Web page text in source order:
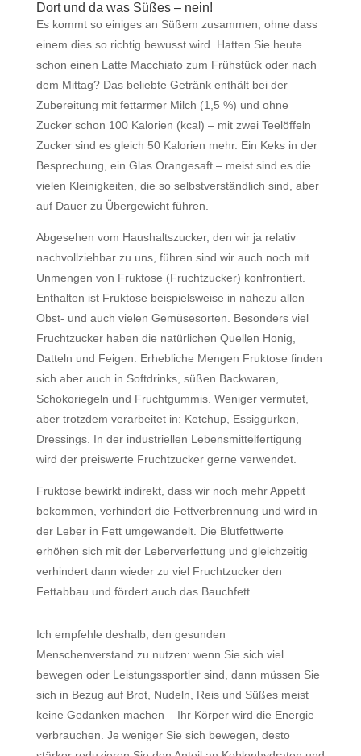
Dort und da was Süßes – nein!
Es kommt so einiges an Süßem zusammen, ohne dass
einem dies so richtig bewusst wird. Hatten Sie heute
schon einen Latte Macchiato zum Frühstück oder nach
dem Mittag? Das beliebte Getränk enthält bei der
Zubereitung mit fettarmer Milch (1,5 %) und ohne
Zucker schon 100 Kalorien (kcal) – mit zwei Teelöffeln
Zucker sind es gleich 50 Kalorien mehr. Ein Keks in der
Besprechung, ein Glas Orangesaft – meist sind es die
vielen Kleinigkeiten, die so selbstverständlich sind, aber
auf Dauer zu Übergewicht führen.
Abgesehen vom Haushaltszucker, den wir ja relativ
nachvollziehbar zu uns, führen sind wir auch noch mit
Unmengen von Fruktose (Fruchtzucker) konfrontiert.
Enthalten ist Fruktose beispielsweise in nahezu allen
Obst- und auch vielen Gemüsesorten. Besonders viel
Fruchtzucker haben die natürlichen Quellen Honig,
Datteln und Feigen. Erhebliche Mengen Fruktose finden
sich aber auch in Softdrinks, süßen Backwaren,
Schokoriegeln und Fruchtgummis. Weniger vermutet,
aber trotzdem verarbeitet in: Ketchup, Essiggurken,
Dressings. In der industriellen Lebensmittelfertigung
wird der preiswerte Fruchtzucker gerne verwendet.
Fruktose bewirkt indirekt, dass wir noch mehr Appetit
bekommen, verhindert die Fettverbrennung und wird in
der Leber in Fett umgewandelt. Die Blutfettwerte
erhöhen sich mit der Leberverfettung und gleichzeitig
verhindert dann wieder zu viel Fruchtzucker den
Fettabbau und fördert auch das Bauchfett.
Ich empfehle deshalb, den gesunden
Menschenverstand zu nutzen: wenn Sie sich viel
bewegen oder Leistungssportler sind, dann müssen Sie
sich in Bezug auf Brot, Nudeln, Reis und Süßes meist
keine Gedanken machen – Ihr Körper wird die Energie
verbrauchen. Je weniger Sie sich bewegen, desto